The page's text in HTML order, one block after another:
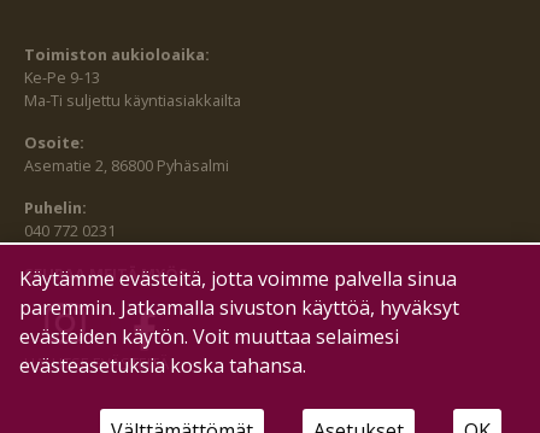
Toimiston aukioloaika:
Ke-Pe 9-13
Ma-Ti suljettu käyntiasiakkailta
Osoite:
Asematie 2, 86800 Pyhäsalmi
Puhelin:
040 772 0231
SEURAA MEITÄ MYÖS:
HALLITSE EVÄSTEITÄ
Käytämme evästeitä, jotta voimme palvella sinua
paremmin. Jatkamalla sivuston käyttöä, hyväksyt
evästeiden käytön. Voit muuttaa selaimesi
evästeasetuksia koska tahansa.